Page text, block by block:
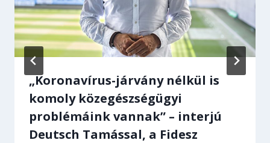
„Koronavírus-járvány nélkül is
komoly közegészségügyi
problémáink vannak” – interjú
Deutsch Tamással, a Fidesz